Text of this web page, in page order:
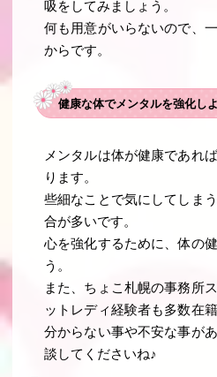
吸をしてみましょう。
何も用意がいらないので、
からです。
健康な体でメンタルを強化し
メンタルは体が健康であれ
ります。
些細なことで気にしてしま
合が多いです。
心を強化するために、体の
う。
また、ちょこ札幌の事務所
ットレディ経験者も多数在
分からない事や不安な事が
談してくださいね♪